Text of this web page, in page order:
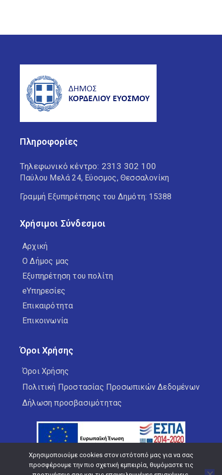
Πληροφορίες
Τηλεφωνικό κέντρο: 2313 302 100
Παύλου Μελά 24, Εύοσμος, Θεσσαλονίκη
Γραμμή Εξυπηρέτησης του Δημότη: 15388
Χρήσιμοι Σύνδεσμοι
Αρχική
Ο Δήμος μας
Εξυπηρέτηση του πολίτη
eΥπηρεσίες
Επικαιρότητα
Επικοινωνία
Όροι Χρήσης
Όροι Χρήσης
Πολιτική Προστασίας Προσωπικών Δεδομένων
Δήλωση προσβασιμότητας
Χρησιμοποιούμε cookies στον ιστότοπό μας για να σας
προσφέρουμε την πιο σχετική εμπειρία, θυμόμαστε τις